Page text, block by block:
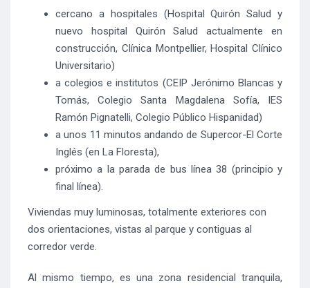
cercano a hospitales (Hospital Quirón Salud y
nuevo hospital Quirón Salud actualmente en
construcción, Clínica Montpellier, Hospital Clínico
Universitario)
a colegios e institutos (CEIP Jerónimo Blancas y
Tomás, Colegio Santa Magdalena Sofía, IES
Ramón Pignatelli, Colegio Público Hispanidad)
a unos 11 minutos andando de Supercor-El Corte
Inglés (en La Floresta),
próximo a la parada de bus línea 38 (principio y
final línea).
Viviendas muy luminosas, totalmente exteriores con
dos orientaciones, vistas al parque y contiguas al
corredor verde.
Al mismo tiempo, es una zona residencial tranquila,